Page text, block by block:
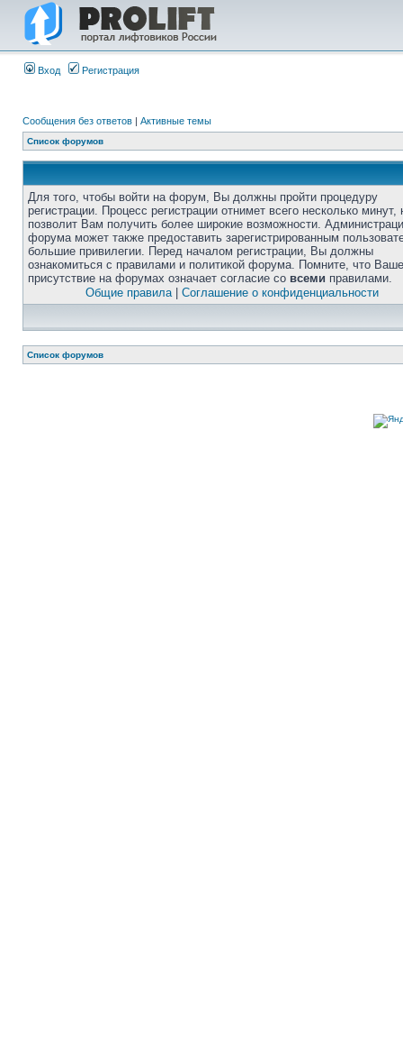
Вход Регистрация
Сообщения без ответов | Активные темы
Список форумов
Для того, чтобы войти на форум, Вы должны пройти процедуру
регистрации. Процесс регистрации отнимет всего несколько минут,
позволит Вам получить более широкие возможности.
форума может также предоставить зарегистрированным
большие привилегии. Перед началом регистрации, Вы должны
ознакомиться с правилами и политикой форума. Помните, что Ваше
присутствие на форумах означает согласие со всеми правилами.
Общие правила| Соглашение о конфиденциальности
Список форумов